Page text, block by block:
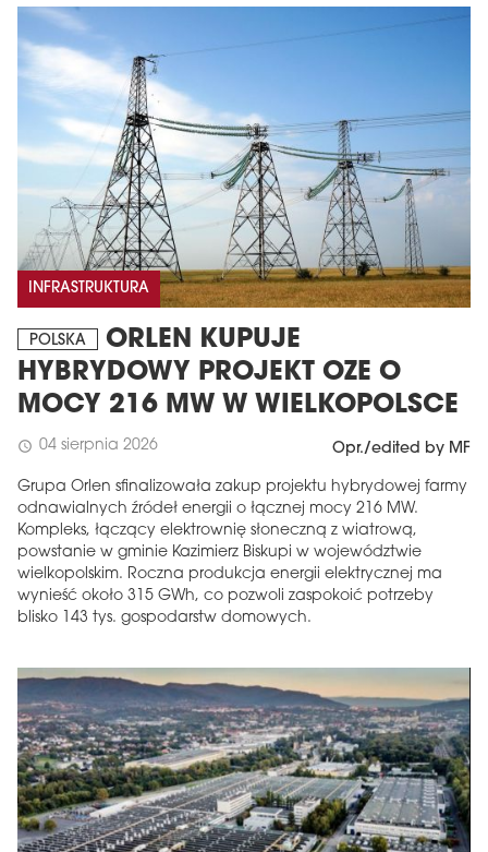
INFRASTRUKTURA
POLSKA
ORLEN KUPUJE
HYBRYDOWY PROJEKT OZE O
MOCY 216 MW W WIELKOPOLSCE
schedule 04 sierpnia 2026 Opr./edited by MF
Grupa Orlen sfinalizowała zakup projektu hybrydowej farmy
odnawialnych źródeł energii o łącznej mocy 216 MW.
Kompleks, łączący elektrownię słoneczną z wiatrową,
powstanie w gminie Kazimierz Biskupi w województwie
wielkopolskim. Roczna produkcja energii elektrycznej ma
wynieść około 315 GWh, co pozwoli zaspokoić potrzeby
blisko 143 tys. gospodarstw domowych.